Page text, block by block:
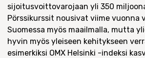
sijoitusvoittovarojaan yli 350
Pörssikurssit nousivat viime vuonna
Suomessa myös maailmalla, mutta
hyvin myös yleiseen kehitykseen
esimerkiksi OMX Helsinki -indeksi